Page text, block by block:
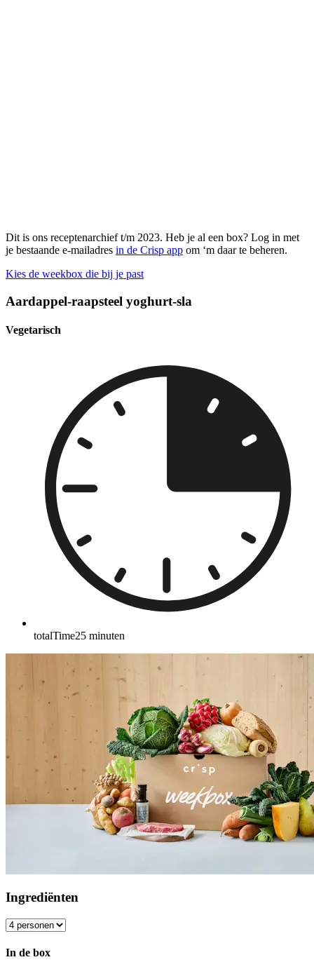
Dit is ons receptenarchief t/m 2023. Heb je al een box? Log in met
je bestaande e-mailadres in de Crisp app om ‘m daar te beheren.
Kies de weekbox die bij je past
Aardappel-raapsteel yoghurt-sla
Vegetarisch
totalTime25 minuten
Ingrediënten
In de box